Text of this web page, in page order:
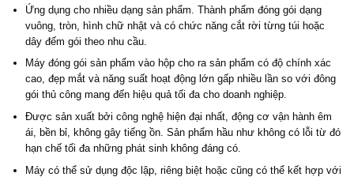
Ứng dụng cho nhiều dạng sản phẩm. Thành phẩm đóng gói dạng
vuông, tròn, hình chữ nhật và có chức năng cắt rời từng túi hoặc
dây đếm gói theo nhu cầu.
Máy đóng gói sản phẩm vào hộp cho ra sản phẩm có độ chính xác
cao, đẹp mắt và năng suất hoạt động lớn gấp nhiều lần so với đông
gói thủ công mang đến hiệu quả tối đa cho doanh nghiệp.
Được sản xuất bởi công nghệ hiện đại nhất, động cơ vận hành êm
ái, bền bỉ, không gây tiếng ồn. Sản phẩm hầu như không có lỗi từ đó
hạn chế tối đa những phát sinh không đáng có.
Máy có thể sử dụng độc lập, riêng biệt hoặc cũng có thể kết hợp với